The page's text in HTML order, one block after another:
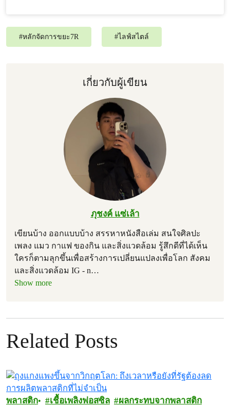
#หลักจัดการขยะ7R #ไลฟ์สไตล์
เกี่ยวกับผู้เขียน
ภุชงค์ แซ่เล้า
เขียนบ้าง ออกแบบบ้าง สรรหาหนังสือเล่ม สนใจศิลปะ
เพลง แมว กาแฟ ของกิน และสิ่งแวดล้อม รู้สึกดีที่ได้เห็น
ใครก็ตามลุกขึ้นเพื่อสร้างการเปลี่ยนแปลงเพื่อโลก สังคม
และสิ่งแวดล้อม IG - n…
Show more
Related Posts
พลาสติก เชื้อเพลิงฟอสซิล
ผลกระทบจากพลาสติก